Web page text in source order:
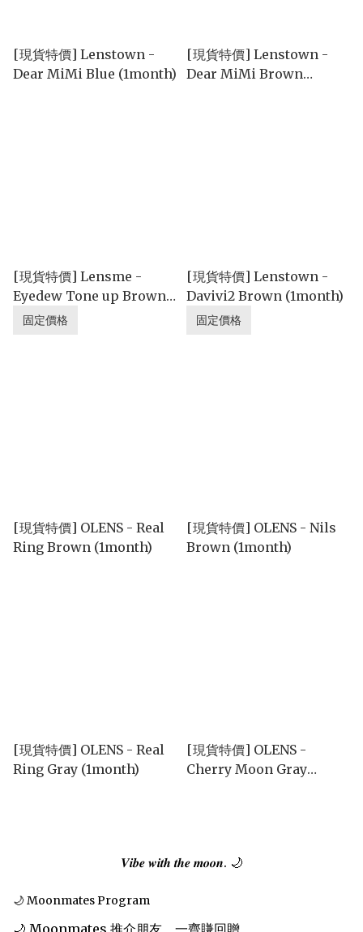
[現貨特價] Lenstown -
Dear MiMi Blue (1month)
[現貨特價] Lenstown -
Dear MiMi Brown
[現貨特價] Lensme -
Eyedew Tone up Brown/
Choco (1month)
固定價格
[現貨特價] Lenstown -
Davivi2 Brown (1month)
固定價格
[現貨特價] OLENS - Real
Ring Brown (1month)
[現貨特價] OLENS - Nils
Brown (1month)
[現貨特價] OLENS - Real
Ring Gray (1month)
[現貨特價] OLENS -
Cherry Moon Gray
𝑽𝒊𝒃𝒆 𝒘𝒊𝒕𝒉 𝒕𝒉𝒆 𝒎𝒐𝒐𝒏. 🌙
🌙 Moonmates Program
🌙 Moonmates 推介朋友，一齊賺回贈